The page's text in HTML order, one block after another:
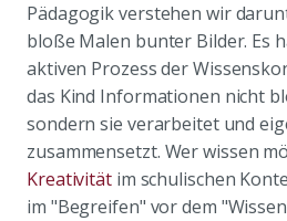
Pädagogik verstehen wir
bloße Malen bunter Bilder. Es
aktiven Prozess der
das Kind Informationen nicht
sondern sie verarbeitet und
zusammensetzt. Wer wissen
Kreativitätim schulischen
im "Begreifen" vor dem